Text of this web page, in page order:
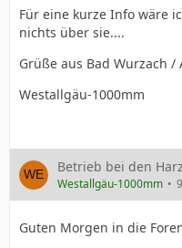
Für eine kurze Info wäre
nichts über sie....
Grüße aus Bad Wurzach /
Westallgäu-1000mm
Betrieb bei den
Westallgäu-1000mm
Guten Morgen in die